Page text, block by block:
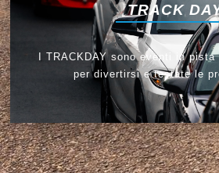
TRACK
I TRACKDAY sono eventi in
per divertirsi e testate le